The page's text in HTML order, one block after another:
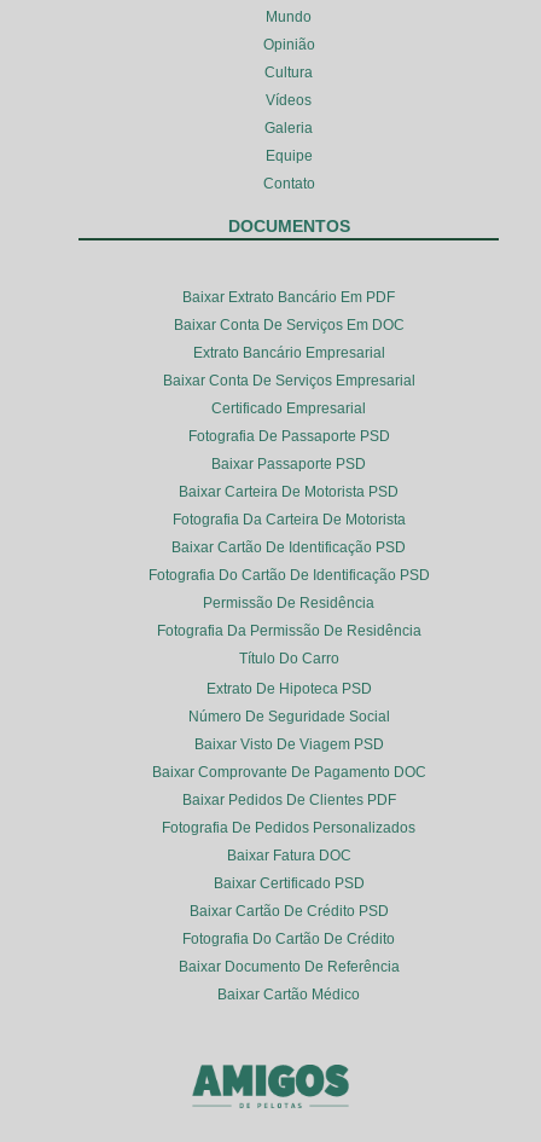
Mundo
Opinião
Cultura
Vídeos
Galeria
Equipe
Contato
DOCUMENTOS
Baixar Extrato Bancário Em PDF
Baixar Conta De Serviços Em DOC
Extrato Bancário Empresarial
Baixar Conta De Serviços Empresarial
Certificado Empresarial
Fotografia De Passaporte PSD
Baixar Passaporte PSD
Baixar Carteira De Motorista PSD
Fotografia Da Carteira De Motorista
Baixar Cartão De Identificação PSD
Fotografia Do Cartão De Identificação PSD
Permissão De Residência
Fotografia Da Permissão De Residência
Título Do Carro
Extrato De Hipoteca PSD
Número De Seguridade Social
Baixar Visto De Viagem PSD
Baixar Comprovante De Pagamento DOC
Baixar Pedidos De Clientes PDF
Fotografia De Pedidos Personalizados
Baixar Fatura DOC
Baixar Certificado PSD
Baixar Cartão De Crédito PSD
Fotografia Do Cartão De Crédito
Baixar Documento De Referência
Baixar Cartão Médico